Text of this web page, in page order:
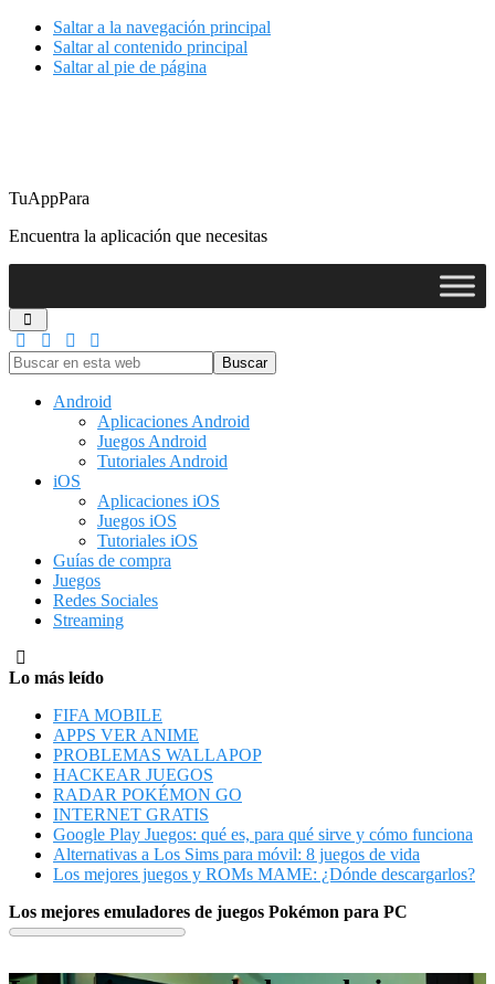
Saltar a la navegación principal
Saltar al contenido principal
Saltar al pie de página
TuAppPara
Encuentra la aplicación que necesitas
Buscar
en
Android
Aplicaciones Android
Juegos Android
Tutoriales Android
iOS
Aplicaciones iOS
Juegos iOS
Tutoriales iOS
Guías de compra
Juegos
Redes Sociales
Streaming
Lo más leído
FIFA MOBILE
APPS VER ANIME
PROBLEMAS WALLAPOP
HACKEAR JUEGOS
RADAR POKÉMON GO
INTERNET GRATIS
Google Play Juegos: qué es, para qué sirve y cómo funciona
Alternativas a Los Sims para móvil: 8 juegos de vida
Los mejores juegos y ROMs MAME: ¿Dónde descargarlos?
Los mejores emuladores de juegos Pokémon para PC